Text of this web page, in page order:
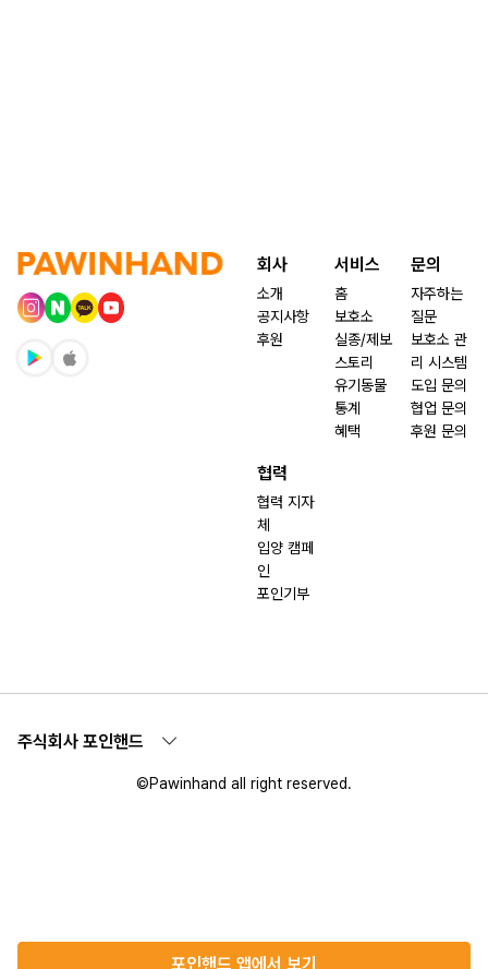
포인핸드 앱에서 보기
회사
소개
공지사항
후원
서비스
홈
보호소
실종/제보
스토리
유기동물
통계
혜택
문의
자주하는
질문
보호소 관
리 시스템
도입 문의
협업 문의
후원 문의
협력
협력 지자
체
입양 캠페
인
포인기부
주식회사 포인핸드
©Pawinhand all right reserved.